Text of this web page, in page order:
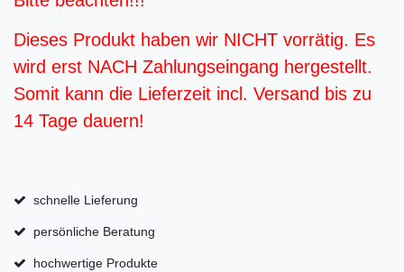
Dieses Produkt haben wir NICHT vorrätig. Es
wird erst NACH Zahlungseingang hergestellt.
Somit kann die Lieferzeit incl. Versand bis zu
14 Tage dauern!
schnelle Lieferung
persönliche Beratung
hochwertige Produkte